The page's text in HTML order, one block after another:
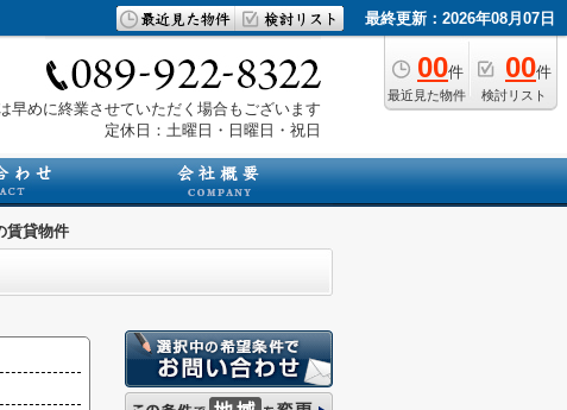
最終更新：2026年08月07日
00件
最近見た物件
00件
検討リスト
めに終業させていただく場合もございます
定休日：土曜日・日曜日・祝日
賃貸物件